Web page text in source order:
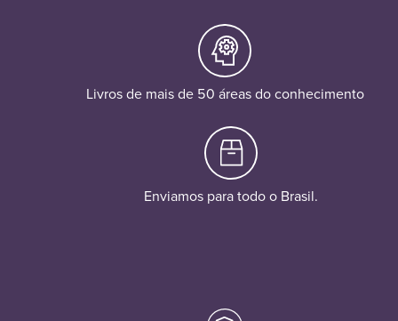
Livros de mais de 50 áreas do conhecimento
Enviamos para todo o Brasil.